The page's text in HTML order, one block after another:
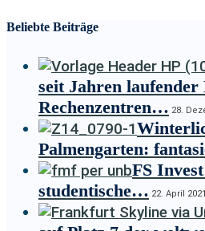
Beliebte Beiträge
seit Jahren laufender
Rechenzentren… 28.
Palmengarten:
FS
studentische… 22. April 2021